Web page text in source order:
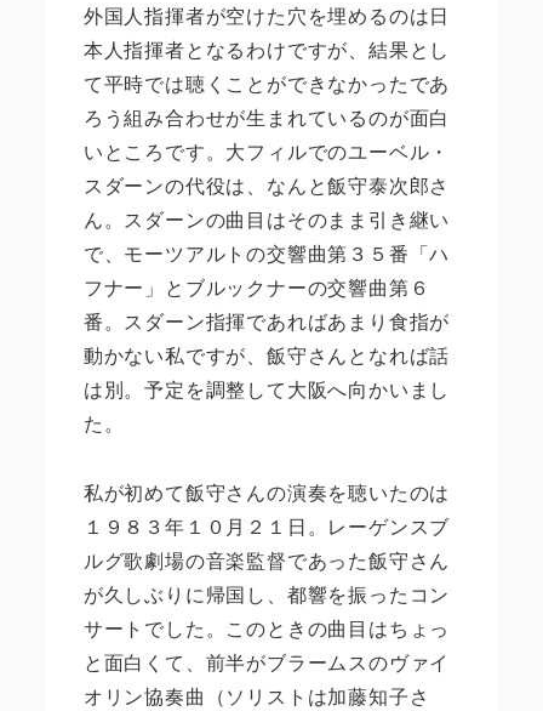
外国人指揮者が空けた穴を埋めるのは日
本人指揮者となるわけですが、結果とし
て平時では聴くことができなかったであ
ろう組み合わせが生まれているのが面白
いところです。大フィルでのユーベル・
スダーンの代役は、なんと飯守泰次郎さ
ん。スダーンの曲目はそのまま引き継い
で、モーツアルトの交響曲第３５番「ハ
フナー」とブルックナーの交響曲第６
番。スダーン指揮であればあまり食指が
動かない私ですが、飯守さんとなれば話
は別。予定を調整して大阪へ向かいまし
た。
私が初めて飯守さんの演奏を聴いたのは
１９８３年１０月２１日。レーゲンスブ
ルグ歌劇場の音楽監督であった飯守さん
が久しぶりに帰国し、都響を振ったコン
サートでした。このときの曲目はちょっ
と面白くて、前半がブラームスのヴァイ
オリン協奏曲（ソリストは加藤知子さ